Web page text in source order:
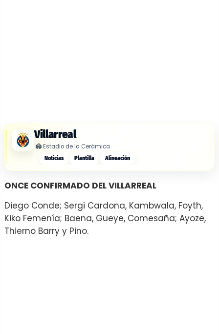
Villarreal
🏟️Estadio de la Cerámica
Noticias Plantilla Alineación
ONCE CONFIRMADO DEL VILLARREAL
Diego Conde; Sergi Cardona, Kambwala, Foyth,
Kiko Femenía; Baena, Gueye, Comesaña; Ayoze,
Thierno Barry y Pino.